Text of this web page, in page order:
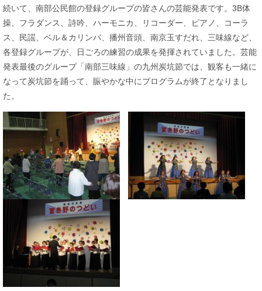
​​続いて、南部公民館の登録グループの皆さんの芸能発表です。3B体
操、フラダンス、詩吟、ハーモニカ、リコーダー、ピアノ、コーラ
ス、民謡、ベル＆カリンバ、播州音頭、南京玉すだれ、三味線など、
各登録グループが、日ごろの練習の成果を発揮されていました。芸能
発表最後のグループ「南部三味線」の九州炭坑節では、観客も一緒に
なって炭坑節を踊って、賑やかな中にプログラムが終了となりまし
た。